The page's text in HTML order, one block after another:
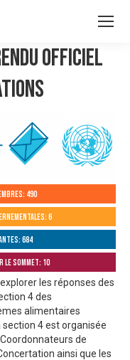
officiel
490
6
684
Sommet: 10
les réponses des
4 des
alimentaires
section 4 est organisée
de
ainsi que les